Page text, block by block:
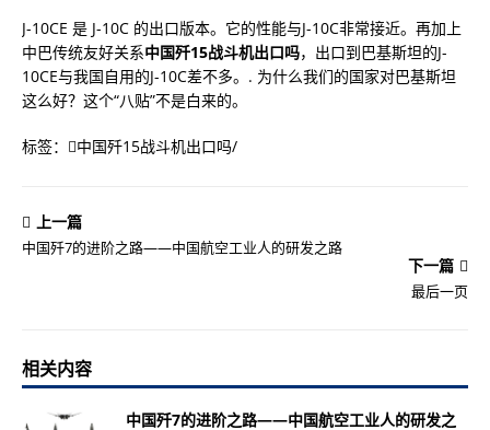
J-10CE 是 J-10C 的出口版本。它的性能与J-10C非常接近。再加上
中巴传统友好关系中国歼15战斗机出口吗，出口到巴基斯坦的J-
10CE与我国自用的J-10C差不多。. 为什么我们的国家对巴基斯坦
这么好？这个“八贴”不是白来的。
标签： 中国歼15战斗机出口吗/
上一篇
中国歼7的进阶之路——中国航空工业人的研发之路
下一篇
最后一页
相关内容
中国歼7的进阶之路——中国航空工业人的研发之